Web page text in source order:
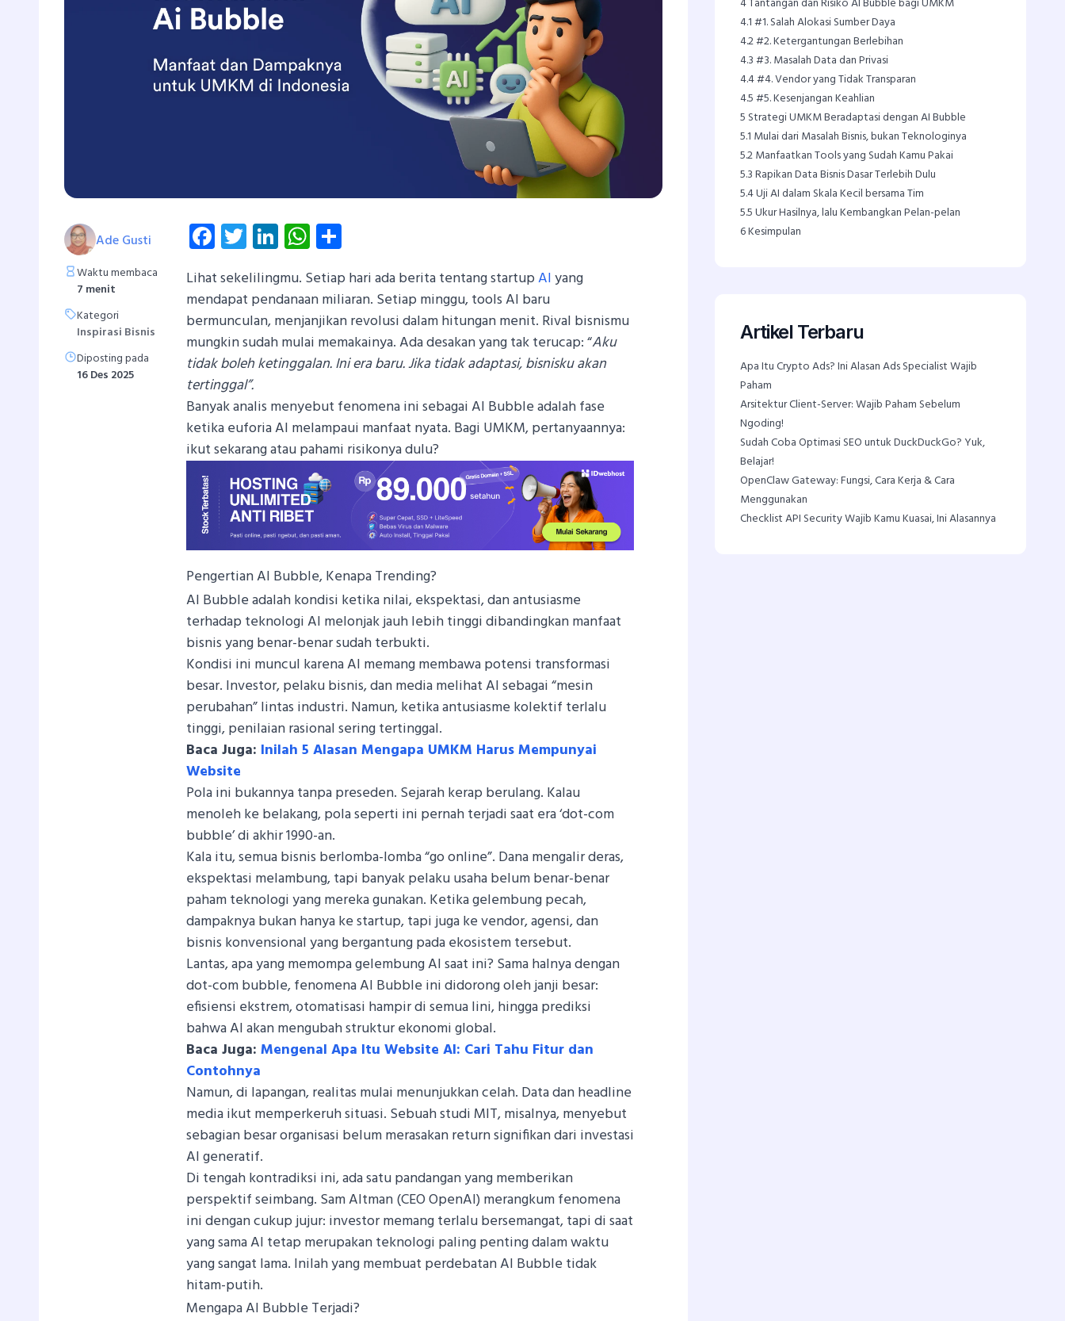
Ade Gusti
Waktu membaca
7 menit
Kategori
Inspirasi Bisnis
Diposting pada
16 Des 2025
Facebook
Twitter
LinkedInWhatsApp
Lihat sekelilingmu. Setiap hari ada berita tentang startupAIyang
mendapat pendanaan miliaran. Setiap minggu, tools AI baru
bermunculan, menjanjikan revolusi dalam hitungan menit. Rival bisnismu
mungkin sudah mulai memakainya. Ada desakan yang tak terucap: “Aku
tidak boleh ketinggalan. Ini era baru. Jika tidak adaptasi, bisnisku akan
tertinggal”.
Banyak analis menyebut fenomena ini sebagai AI Bubble adalah fase
ketika euforia AI melampaui manfaat nyata. Bagi UMKM, pertanyaannya:
ikut sekarang atau pahami risikonya dulu?
Pengertian AI Bubble, Kenapa Trending?
AI Bubble adalah kondisi ketika nilai, ekspektasi, dan antusiasme
terhadap teknologi AI melonjak jauh lebih tinggi dibandingkan manfaat
bisnis yang benar-benar sudah terbukti.
Kondisi ini muncul karena AI memang membawa potensi transformasi
besar. Investor, pelaku bisnis, dan media melihat AI sebagai “mesin
perubahan” lintas industri. Namun, ketika antusiasme kolektif terlalu
tinggi, penilaian rasional sering tertinggal.
Baca Juga: Inilah 5 Alasan Mengapa UMKM Harus Mempunyai
Website
Pola ini bukannya tanpa preseden. Sejarah kerap berulang. Kalau
menoleh ke belakang, pola seperti ini pernah terjadi saat era ‘dot-com
bubble’ di akhir 1990-an.
Kala itu, semua bisnis berlomba-lomba “go online”. Dana mengalir deras,
ekspektasi melambung, tapi banyak pelaku usaha belum benar-benar
paham teknologi yang mereka gunakan. Ketika gelembung pecah,
dampaknya bukan hanya ke startup, tapi juga ke vendor, agensi, dan
bisnis konvensional yang bergantung pada ekosistem tersebut.
Lantas, apa yang memompa gelembung AI saat ini? Sama halnya dengan
dot-com bubble, fenomena AI Bubble ini didorong oleh janji besar:
efisiensi ekstrem, otomatisasi hampir di semua lini, hingga prediksi
bahwa AI akan mengubah struktur ekonomi global.
Baca Juga:Mengenal Apa Itu Website AI: Cari Tahu Fitur dan
Contohnya
Namun, di lapangan, realitas mulai menunjukkan celah. Data dan headline
media ikut memperkeruh situasi. Sebuah studi MIT, misalnya, menyebut
sebagian besar organisasi belum merasakan return signifikan dari investasi
AI generatif.
Di tengah kontradiksi ini, ada satu pandangan yang memberikan
perspektif seimbang. Sam Altman (CEO OpenAI) merangkum fenomena
ini dengan cukup jujur: investor memang terlalu bersemangat, tapi di saat
yang sama AI tetap merupakan teknologi paling penting dalam waktu
yang sangat lama. Inilah yang membuat perdebatan AI Bubble tidak
hitam-putih.
Mengapa AI Bubble Terjadi?
4.1#1. Salah Alokasi Sumber Daya
4.2#2. Ketergantungan Berlebihan
4.3#3. Masalah Data dan Privasi
4.4#4. Vendor yang Tidak Transparan
4.5#5. Kesenjangan Keahlian
5 Strategi UMKM Beradaptasi dengan AI Bubble
5.1 Mulai dari Masalah Bisnis, bukan Teknologinya
5.2Manfaatkan Tools yang Sudah Kamu Pakai
5.3Rapikan Data Bisnis Dasar Terlebih Dulu
5.4Uji AI dalam Skala Kecil bersama Tim
5.5Ukur Hasilnya, lalu Kembangkan Pelan-pelan
6Kesimpulan
Artikel Terbaru
Apa Itu Crypto Ads? Ini Alasan Ads Specialist Wajib
Paham
Arsitektur Client-Server: Wajib Paham Sebelum
Ngoding!
Sudah Coba Optimasi SEO untuk DuckDuckGo? Yuk,
Belajar!
OpenClaw Gateway: Fungsi, Cara Kerja & Cara
Menggunakan
Checklist API Security Wajib Kamu Kuasai, Ini Alasannya